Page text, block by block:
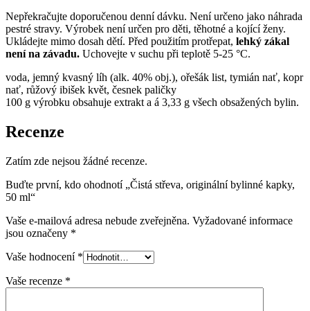
Nepřekračujte doporučenou denní dávku. Není určeno jako náhrada
pestré stravy. Výrobek není určen pro děti, těhotné a kojící ženy.
Ukládejte mimo dosah dětí. Před použitím protřepat, lehký zákal
není na závadu. Uchovejte v suchu při teplotě 5-25 °C.
voda, jemný kvasný líh (alk. 40% obj.), ořešák list, tymián nať, kopr
nať, růžový ibišek květ, česnek paličky
100 g výrobku obsahuje extrakt a á 3,33 g všech obsažených bylin.
Recenze
Zatím zde nejsou žádné recenze.
Buďte první, kdo ohodnotí „Čistá střeva, originální bylinné kapky,
50 ml“
Vaše e-mailová adresa nebude zveřejněna. Vyžadované informace
jsou označeny *
Vaše hodnocení *
Vaše recenze *